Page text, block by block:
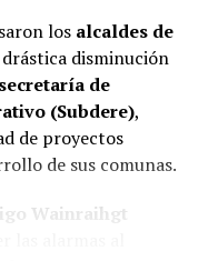
los alcaldes de
disminución
de
(Subdere),
de proyectos
de sus comunas.
Wainraihgt